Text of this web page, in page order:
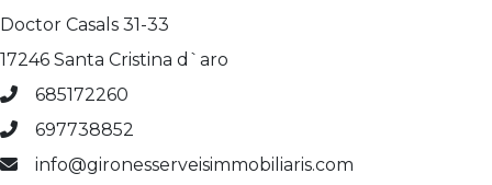
Doctor Casals 31-33
17246 Santa Cristina d`aro
685172260
697738852
info@gironesserveisimmobiliaris.com